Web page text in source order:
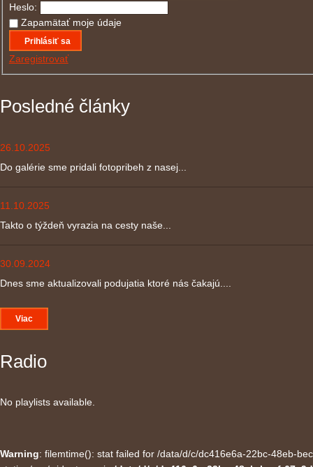
Heslo:
Zapamätať moje údaje
Prihlásiť sa
Zaregistrovať
Posledné články
26.10.2025
Do galérie sme pridali fotopribeh z nasej...
11.10.2025
Takto o týždeň vyrazia na cesty naše...
30.09.2024
Dnes sme aktualizovali podujatia ktoré nás čakajú....
Viac
Radio
No playlists available.
Warning: filemtime(): stat failed for /data/d/c/dc416e6a-22bc-48eb-